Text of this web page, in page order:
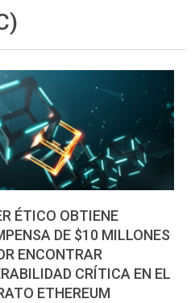
ÉTICO OBTIENE
DE $10 MILLONES
ENCONTRAR
CRÍTICA EN EL
ETHEREUM